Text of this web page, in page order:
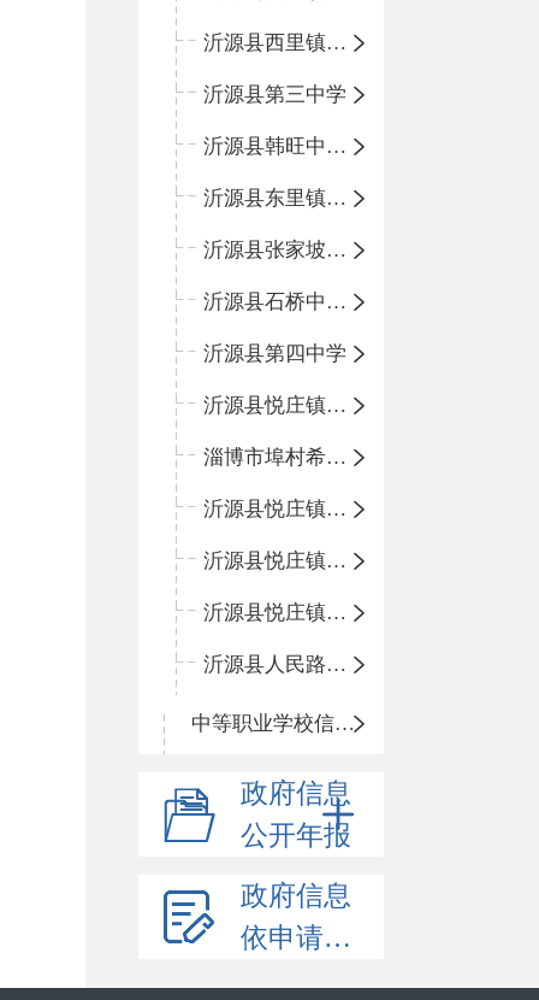
沂源县西里镇团圆小学
沂源县第三中学
沂源县韩旺中心学校
沂源县东里镇中心小学
沂源县张家坡中心学校
沂源县石桥中心学校
沂源县第四中学
沂源县悦庄镇中心小学
淄博市埠村希望小学
沂源县悦庄镇青龙山小学
沂源县悦庄镇鲍庄完小
沂源县悦庄镇赵庄小学
沂源县人民路小学
中等职业学校信息公开
政府信息
公开年报
政府信息
依申请公开